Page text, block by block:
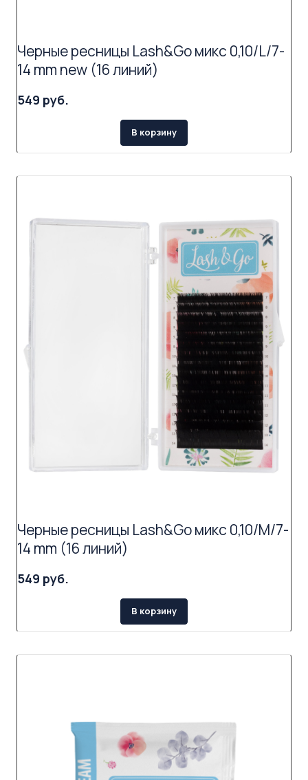
Черные ресницы Lash&Go микс 0,10/L/7-
14 mm new (16 линий)
549 руб.
В корзину
Черные ресницы Lash&Go микс 0,10/M/7-
14 mm (16 линий)
549 руб.
В корзину